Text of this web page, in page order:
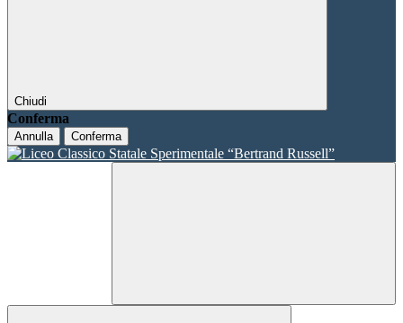
Chiudi
Conferma
Annulla Conferma